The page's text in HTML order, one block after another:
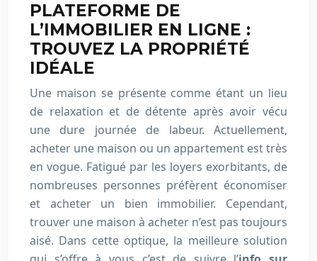
PLATEFORME DE
L’IMMOBILIER EN LIGNE :
TROUVEZ LA PROPRIÉTÉ
IDÉALE
Une maison se présente comme étant un lieu
de relaxation et de détente après avoir vécu
une dure journée de labeur. Actuellement,
acheter une maison ou un appartement est très
en vogue. Fatigué par les loyers exorbitants, de
nombreuses personnes préfèrent économiser
et acheter un bien immobilier. Cependant,
trouver une maison à acheter n’est pas toujours
aisé. Dans cette optique, la meilleure solution